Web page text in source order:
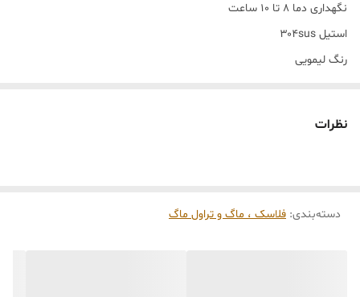
نگهداری دما ۸ تا ۱۰ ساعت
استیل ۳۰۴sus
رنگ لیمویی
نظرات
دسته‌بندی: فلاسک ، ماگ و تراول ماگ